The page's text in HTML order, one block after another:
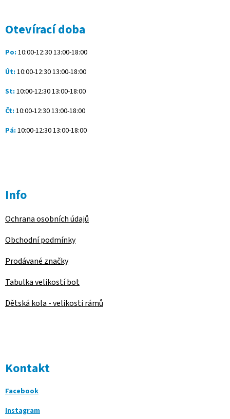
Otevírací doba
Po: 10:00-12:30 13:00-18:00
Út: 10:00-12:30 13:00-18:00
St: 10:00-12:30 13:00-18:00
Čt: 10:00-12:30 13:00-18:00
Pá: 10:00-12:30 13:00-18:00
Info
Ochrana osobních údajů
Obchodní podmínky
Prodávané značky
Tabulka velikostí bot
Dětská kola - velikosti rámů
Kontakt
Facebook
Instagram